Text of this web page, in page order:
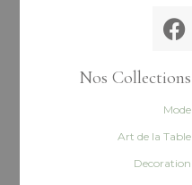
Nos Collections
Mode
Art de la Table
Decoration